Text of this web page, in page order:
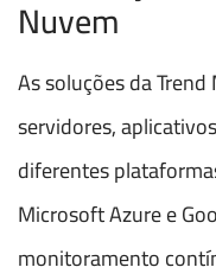
Nuvem
As soluções da
servidores,
diferentes
Microsoft Azure e
monitoramento